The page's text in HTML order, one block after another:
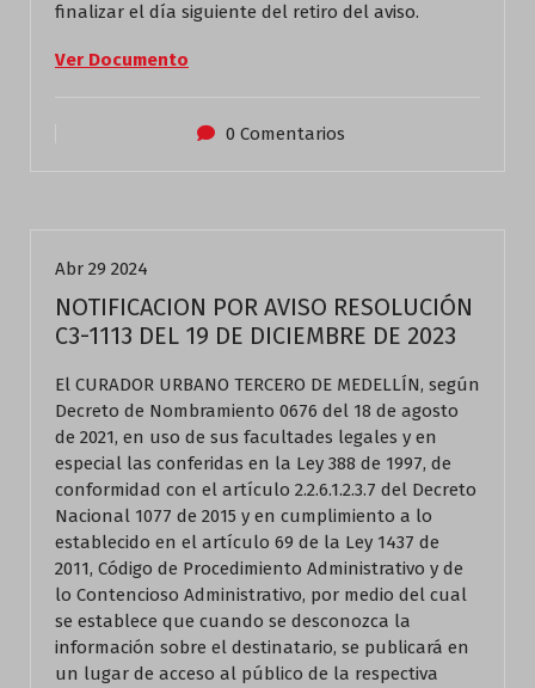
finalizar el día siguiente del retiro del aviso.
Ver Documento
0 Comentarios
Abr 29 2024
NOTIFICACION POR AVISO RESOLUCIÓN
C3-1113 DEL 19 DE DICIEMBRE DE 2023
El CURADOR URBANO TERCERO DE MEDELLÍN, según
Decreto de Nombramiento 0676 del 18 de agosto
de 2021, en uso de sus facultades legales y en
especial las conferidas en la Ley 388 de 1997, de
conformidad con el artículo 2.2.6.1.2.3.7 del Decreto
Nacional 1077 de 2015 y en cumplimiento a lo
establecido en el artículo 69 de la Ley 1437 de
2011, Código de Procedimiento Administrativo y de
lo Contencioso Administrativo, por medio del cual
se establece que cuando se desconozca la
información sobre el destinatario, se publicará en
un lugar de acceso al público de la respectiva